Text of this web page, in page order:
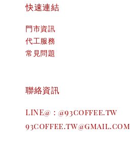
快速連結
門市資訊
代工服務
常見問題
聯絡資訊
LINE@ : @93coffee.tw
93coffee.tw@gmail.com